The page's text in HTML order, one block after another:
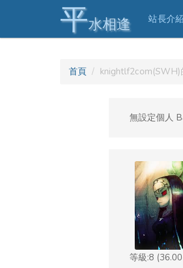
平水相逢 站長介紹
首頁 knightlf2com(SWH)
無設定個人
等級:8